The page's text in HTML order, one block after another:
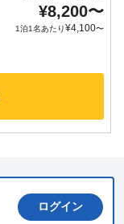
¥8,200〜
1泊1名あたり¥4,100〜
ログイン